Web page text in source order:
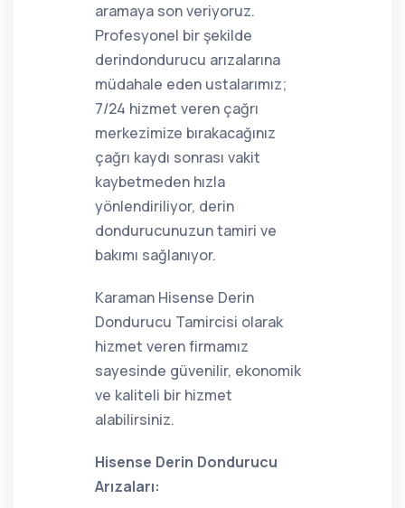
aramaya son veriyoruz.
Profesyonel bir şekilde
derindondurucu arızalarına
müdahale eden ustalarımız;
7/24 hizmet veren çağrı
merkezimize bırakacağınız
çağrı kaydı sonrası vakit
kaybetmeden hızla
yönlendiriliyor, derin
dondurucunuzun tamiri ve
bakımı sağlanıyor.
Karaman Hisense Derin
Dondurucu Tamircisi olarak
hizmet veren firmamız
sayesinde güvenilir, ekonomik
ve kaliteli bir hizmet
alabilirsiniz.
Hisense Derin Dondurucu
Arızaları: